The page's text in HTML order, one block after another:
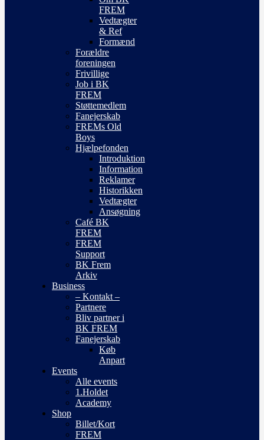
FREM
Vedtægter
& Ref
Formænd
Forældre
foreningen
Frivillige
Job i BK
FREM
Støttemedlem
Fanejerskab
FREMs Old
Boys
Hjælpefonden
Introduktion
Information
Reklamer
Historikken
Vedtægter
Ansøgning
Café BK
FREM
FREM
Support
BK Frem
Arkiv
Business
– Kontakt –
Partnere
Bliv partner i
BK FREM
Fanejerskab
Køb
Anpart
Events
Alle events
1.Holdet
Academy
Shop
Billet/Kort
FREM